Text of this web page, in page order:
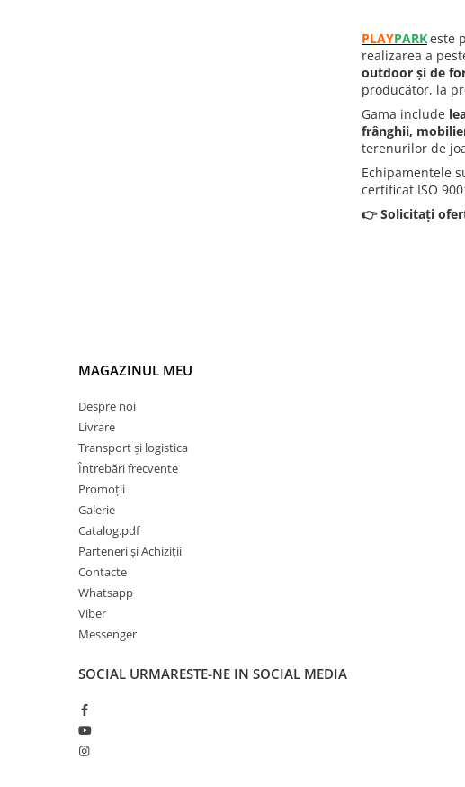
PLAYPARKeste
realizarea a
outdoor și de
producător, la
Gama include
frânghii,
terenurilor de
Echipamentele
certificat ISO
👉 Solicitați
MAGAZINUL MEU
Despre noi
Livrare
Transport și logistica
Întrebări frecvente
Promoții
Galerie
Catalog.pdf
Parteneri și Achiziții
Contacte
Whatsapp
Viber
Messenger
SOCIAL URMARESTE-NE IN SOCIAL MEDIA